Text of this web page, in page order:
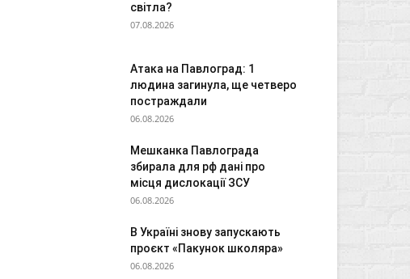
світла?
07.08.2026
Атака на Павлоград: 1
людина загинула, ще четверо
постраждали
06.08.2026
Мешканка Павлограда
збирала для рф дані про
місця дислокації ЗСУ
06.08.2026
В Україні знову запускають
проєкт «Пакунок школяра»
06.08.2026